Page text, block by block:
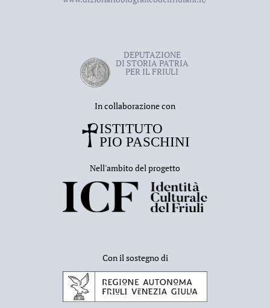
DEPUTAZIONE
DI STORIA PATRIA
PER IL FRIULI
In collaborazione con
Nell'ambito del progetto
Con il sostegno di